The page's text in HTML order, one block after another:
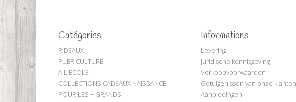
Catégories
RIDEAUX
PUERICULTURE
A L'ECOLE
COLLECTIONS CADEAUX NAISSANCE
POUR LES + GRANDS
Informations
Levering
Juridische kennisgeving
Verkoopvoorwaarden
Getuigenissen van onze klanten
Aanbiedingen